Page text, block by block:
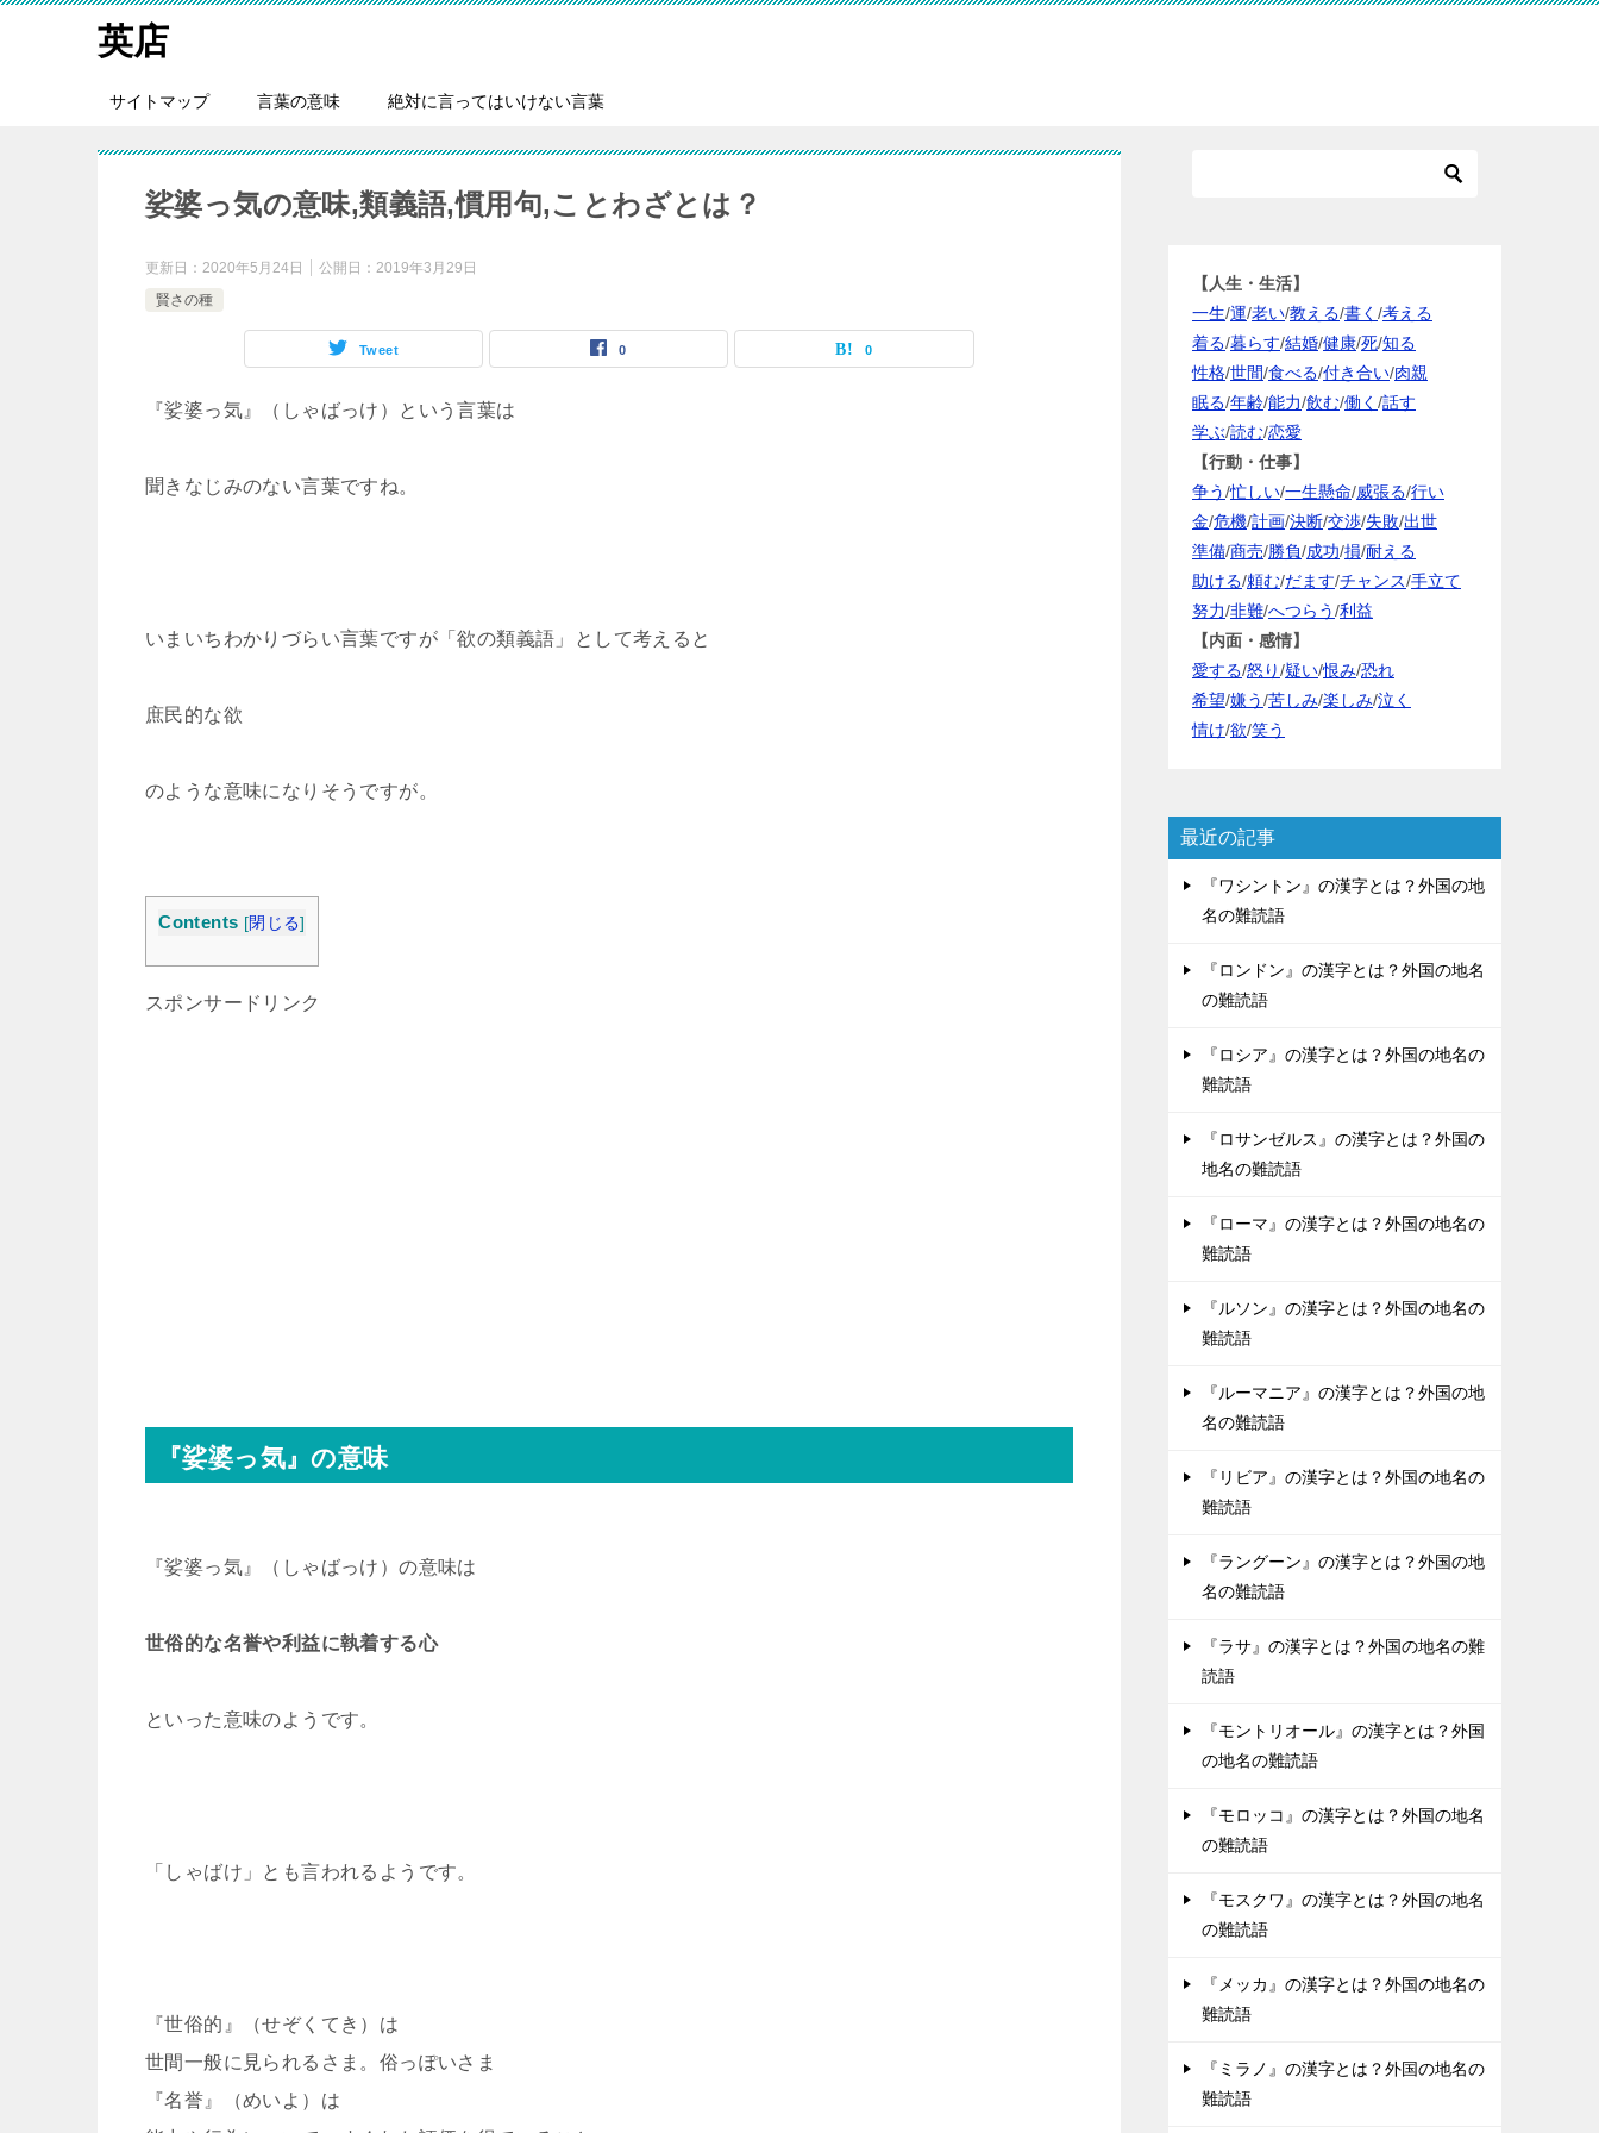
英店
サイトマップ 言葉の意味 絶対に言ってはいけない言葉
娑婆っ気の意味,類義語,慣用句,ことわざとは？
更新日： 2020年5月24日 公開日： 2019年3月29日
賢さの種
Tweet 0 0
『娑婆っ気』（しゃばっけ）という言葉は
聞きなじみのない言葉ですね。
いまいちわかりづらい言葉ですが「欲の類義語」として考えると
庶民的な欲
のような意味になりそうですが。
Contents [閉じる]
スポンサードリンク
『娑婆っ気』の意味
『娑婆っ気』（しゃばっけ）の意味は
世俗的な名誉や利益に執着する心
といった意味のようです。
「しゃばけ」とも言われるようです。
『世俗的』（せぞくてき）は
世間一般に見られるさま。俗っぽいさま
『名誉』（めいよ）は
【人生・生活】
一生/運/老い/教える/書く /考える
着る/暮らす/結婚/健康/死/知る
性格/世間/食べる/付き合い/肉親
眠る/年齢/能力/飲む/働く /話す
学ぶ/読む/恋愛
【行動・仕事】
争う/忙しい/一生懸命/威張る/行い
金/危機/計画/決断/交渉/失敗/出世
準備/商売/勝負/成功/損/耐える
助ける/頼む/だます/チャンス/手立て
努力/非難/へつらう/利益
【内面・感情】
愛する/怒り/疑い/恨み/恐れ
希望/嫌う/苦しみ/楽しみ/泣く
情け/欲/笑う
最近の記事
『ワシントン』の漢字とは？外国の地
名の難読語
『ロンドン』の漢字とは？外国の地名
の難読語
『ロシア』の漢字とは？外国の地名の
難読語
『ロサンゼルス』の漢字とは？外国の
地名の難読語
『ローマ』の漢字とは？外国の地名の
難読語
『ルソン』の漢字とは？外国の地名の
難読語
『ルーマニア』の漢字とは？外国の地
名の難読語
『リビア』の漢字とは？外国の地名の
難読語
『ラングーン』の漢字とは？外国の地
名の難読語
『ラサ』の漢字とは？外国の地名の難
読語
『モントリオール』の漢字とは？外国
の地名の難読語
『モロッコ』の漢字とは？外国の地名
の難読語
『モスクワ』の漢字とは？外国の地名
の難読語
『メッカ』の漢字とは？外国の地名の
難読語
『ミラノ』の漢字とは？外国の地名の
難読語